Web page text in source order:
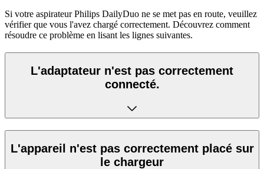
Si votre aspirateur Philips DailyDuo ne se met pas en route, veuillez
vérifier que vous l'avez chargé correctement. Découvrez comment
résoudre ce problème en lisant les lignes suivantes.
L'adaptateur n'est pas correctement
connecté.
L'appareil n'est pas correctement placé sur
le chargeur